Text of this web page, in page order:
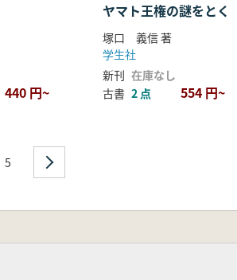
440 円~
ヤマト王権の謎をとく
塚口 義信 著
学生社
新刊 在庫なし
古書 2 点 554 円~
5